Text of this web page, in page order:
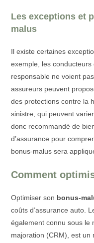
Les exceptions et
malus
Il existe certaines
exemple, les conducteurs
responsable ne voient
assureurs peuvent
des protections contre la
sinistre, qui peuvent
donc recommandé de
d’assurance pour
bonus-malus sera
Comment
Optimiser son bonus-
coûts d’assurance auto.
également connu sous le
majoration (CRM), est un